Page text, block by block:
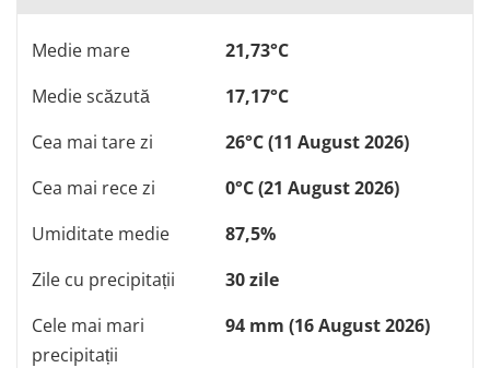
Medie mare
21,73°C
Medie scăzută
17,17°C
Cea mai tare zi
26°C (11 August 2026)
Cea mai rece zi
0°C (21 August 2026)
Umiditate medie
87,5%
Zile cu precipitații
30 zile
Cele mai mari
precipitații
94 mm (16 August 2026)